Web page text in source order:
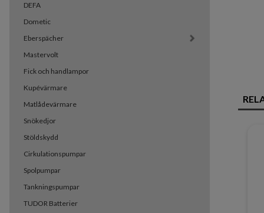
DEFA
Dometic
Eberspächer
Mastervolt
Fick och handlampor
Kupévärmare
Matlådevärmare
Snökedjor
Stöldskydd
Cirkulationspumpar
Spolpumpar
Tankningspumpar
TUDOR Batterier